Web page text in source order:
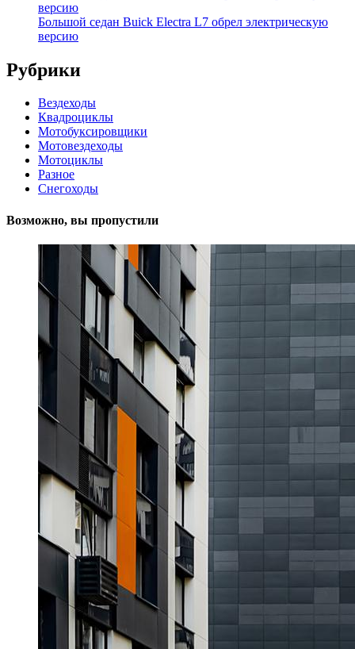
версию
Большой седан Buick Electra L7 обрел электрическую
версию
Рубрики
Вездеходы
Квадроциклы
Мотобуксировщики
Мотовездеходы
Мотоциклы
Разное
Снегоходы
Возможно, вы пропустили